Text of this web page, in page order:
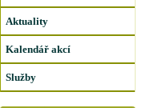
Aktuality
Kalendář akcí
Služby